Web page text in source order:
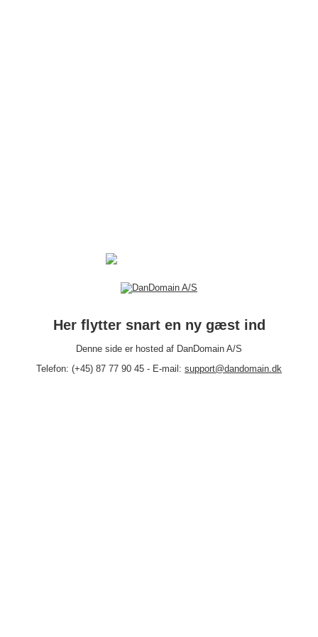
Her flytter snart en ny gæst ind
Denne side er hosted af DanDomain A/S
Telefon: (+45) 87 77 90 45 - E-mail: support@dandomain.dk